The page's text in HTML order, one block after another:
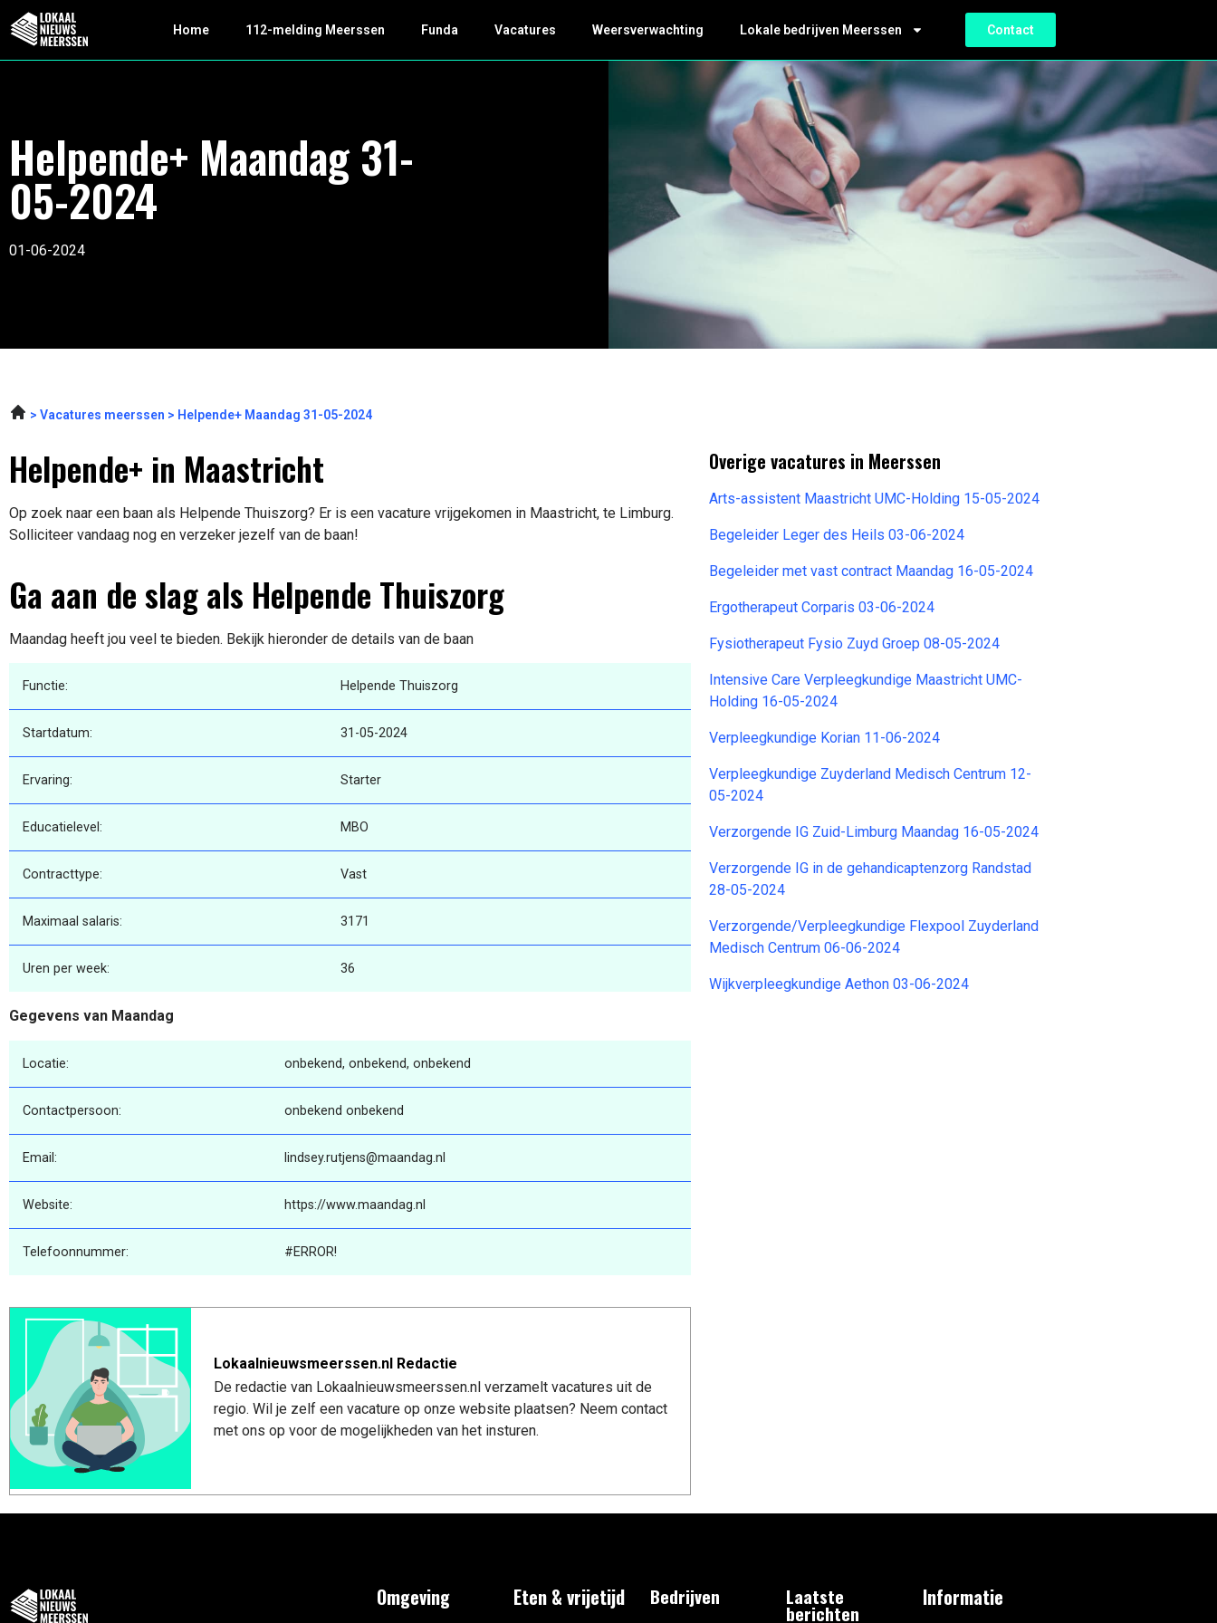
Home 112-melding Meerssen Funda Vacatures Weersverwachting Lokale bedrijven Meerssen Contact
Helpende+ Maandag 31-
05-2024
01-06-2024
Vacatures meerssen Helpende+ Maandag 31-05-2024
Helpende+ in Maastricht
Op zoek naar een baan als Helpende Thuiszorg? Er is een vacature vrijgekomen in Maastricht, te Limburg.
Solliciteer vandaag nog en verzeker jezelf van de baan!
Ga aan de slag als Helpende Thuiszorg
Maandag heeft jou veel te bieden. Bekijk hieronder de details van de baan
Functie: Helpende Thuiszorg
Startdatum: 31-05-2024
Ervaring: Starter
Educatielevel: MBO
Contracttype: Vast
Maximaal salaris: 3171
Uren per week: 36
Gegevens van Maandag
Locatie: onbekend, onbekend, onbekend
Contactpersoon: onbekend onbekend
Email: lindsey.rutjens@maandag.nl
Website: https://www.maandag.nl
Telefoonnummer: #ERROR!
Lokaalnieuwsmeerssen.nl Redactie
De redactie van Lokaalnieuwsmeerssen.nl verzamelt vacatures uit de
regio. Wil je zelf een vacature op onze website plaatsen? Neem contact
met ons op voor de mogelijkheden van het insturen.
Overige vacatures in Meerssen
Arts-assistent Maastricht UMC-Holding 15-05-2024
Begeleider Leger des Heils 03-06-2024
Begeleider met vast contract Maandag 16-05-2024
Ergotherapeut Corparis 03-06-2024
Fysiotherapeut Fysio Zuyd Groep 08-05-2024
Intensive Care Verpleegkundige Maastricht UMC-
Holding 16-05-2024
Verpleegkundige Korian 11-06-2024
Verpleegkundige Zuyderland Medisch Centrum 12-
05-2024
Verzorgende IG Zuid-Limburg Maandag 16-05-2024
Verzorgende IG in de gehandicaptenzorg Randstad
28-05-2024
Verzorgende/Verpleegkundige Flexpool Zuyderland
Medisch Centrum 06-06-2024
Wijkverpleegkundige Aethon 03-06-2024
Omgeving Eten & vrijetijd Bedrijven Laatste
berichten
Informatie